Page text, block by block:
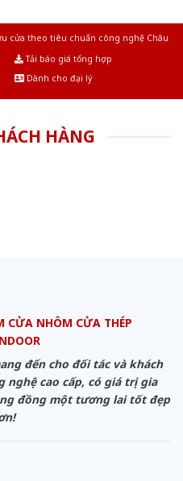
cửa theo tiêu chuẩn công nghệ Châu
Tải báo giá tổng hợp
Dành cho đại lý
HÀNG
CỬA NHÔM CỬA THÉP
đến cho đối tác và khách
nghệ cao cấp, có giá trị gia
đồng một tương lai tốt đẹp